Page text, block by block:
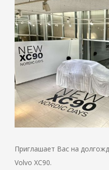
Larger
Image
Приглашает Вас на
Volvo XC90.